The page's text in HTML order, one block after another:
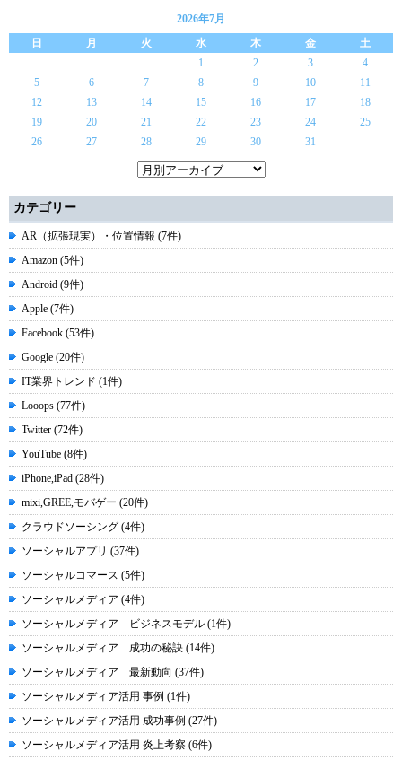
2026年7月
日
月 火 水 木 金
土
1
2 3
4
5
6 7 8 9 10
11
12
13 14 15 16 17
18
19
20 21 22 23 24
25
26
27 28 29 30 31
カテゴリー
AR（拡張現実）・位置情報 (7件)
Amazon (5件)
Android (9件)
Apple (7件)
Facebook (53件)
Google (20件)
IT業界トレンド (1件)
Looops (77件)
Twitter (72件)
YouTube (8件)
iPhone,iPad (28件)
mixi,GREE,モバゲー (20件)
クラウドソーシング (4件)
ソーシャルアプリ (37件)
ソーシャルコマース (5件)
ソーシャルメディア (4件)
ソーシャルメディア ビジネスモデル (1件)
ソーシャルメディア 成功の秘訣 (14件)
ソーシャルメディア 最新動向 (37件)
ソーシャルメディア活用 事例 (1件)
ソーシャルメディア活用 成功事例 (27件)
ソーシャルメディア活用 炎上考察 (6件)